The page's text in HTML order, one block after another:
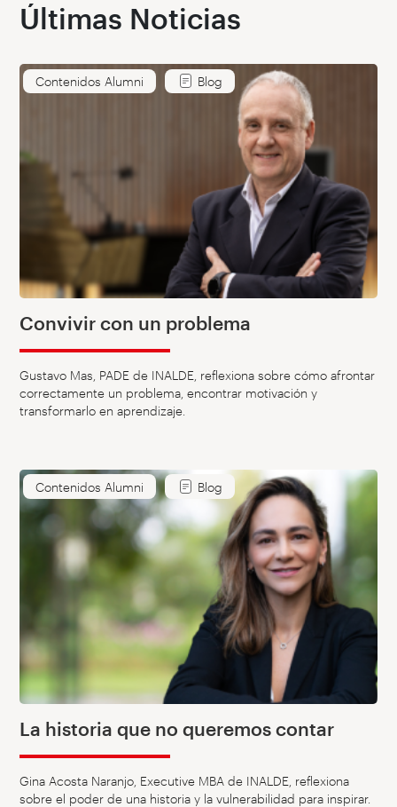
Últimas Noticias
Contenidos Alumni Blog
Convivir con un problema
Gustavo Mas, PADE de INALDE, reflexiona sobre cómo afrontar
correctamente un problema, encontrar motivación y
transformarlo en aprendizaje.
Contenidos Alumni Blog
La historia que no queremos contar
Gina Acosta Naranjo, Executive MBA de INALDE, reflexiona
sobre el poder de una historia y la vulnerabilidad para inspirar.